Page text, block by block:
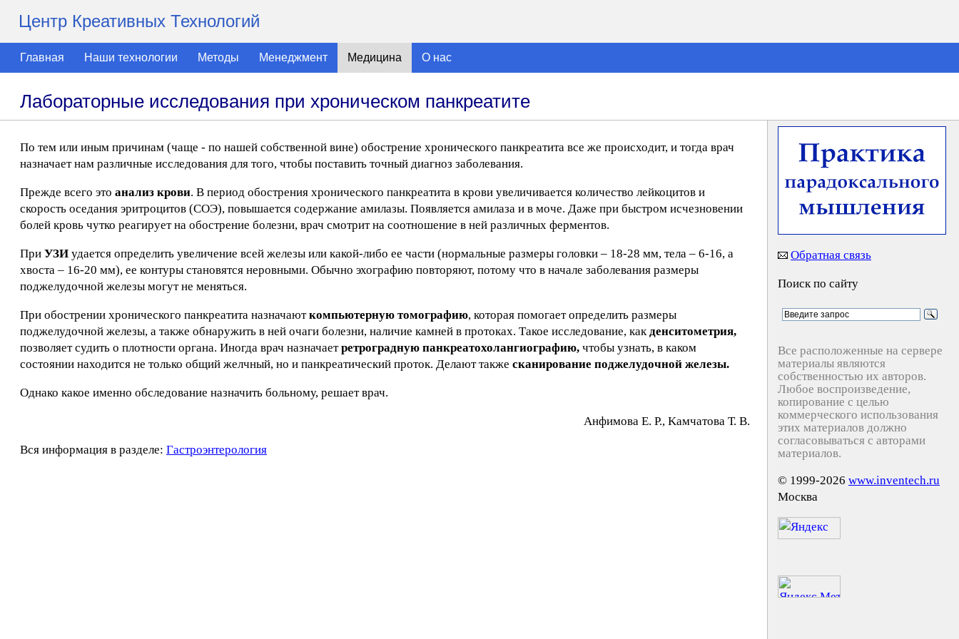
Центр Креативных Технологий
Главная Наши технологии Методы Менеджмент Медицина О нас
Лабораторные исследования при хроническом панкреатите
По тем или иным причинам (чаще - по нашей собственной вине) обострение хронического панкреатита все же происходит, и тогда врач
назначает нам различные исследования для того, чтобы поставить точный диагноз заболевания.
Прежде всего это анализ крови. В период обострения хронического панкреатита в крови увеличивается количество лейкоцитов и
скорость оседания эритроцитов (СОЭ), повышается содержание амилазы. Появляется амилаза и в моче. Даже при быстром исчезновении
болей кровь чутко реагирует на обострение болезни, врач смотрит на соотношение в ней различных ферментов.
При УЗИ удается определить увеличение всей железы или какой-либо ее части (нормальные размеры головки – 18-28 мм, тела – 6-16, а
хвоста – 16-20 мм), ее контуры становятся неровными. Обычно эхографию повторяют, потому что в начале заболевания размеры
поджелудочной железы могут не меняться.
При обострении хронического панкреатита назначаюткомпьютерную томографию, которая помогает определить размеры
поджелудочной железы, а также обнаружить в ней очаги болезни, наличие камней в протоках. Такое исследование, какденситометрия,
позволяет судить о плотности органа. Иногда врач назначаетретроградную панкреатохолангиографию, чтобы узнать, в каком
состоянии находится не только общий желчный, но и панкреатический проток. Делают также сканирование поджелудочной железы.
Однако какое именно обследование назначить больному, решает врач.
Aнфимoвa Е. Р., Kaмчaтoва Т. В.
Вся информация в разделе: Гастроэнтерология
Обратная связь
Поиск по сайту
Все расположенные на сервере
материалы являются
собственностью их авторов.
Любое воспроизведение,
копирование с целью
коммерческого использования
этих материалов должно
согласовываться с авторами
материалов.
© 1999-2026 www.inventech.ru
Москва